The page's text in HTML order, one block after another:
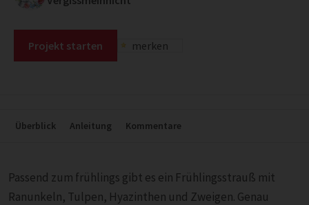
Projekt starten merken
Überblick Anleitung Kommentare
Passend zum frühlings gibt es ein Frühlingsstrauß mit
Ranunkeln, Tulpen, Hyazinthen und Zweigen. Genau